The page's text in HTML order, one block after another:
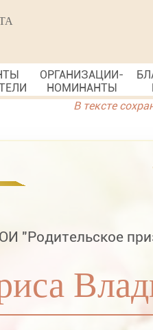
ОРГАНИЗАЦИИ-
НОМИНАНТЫ
В тексте
"Родительское